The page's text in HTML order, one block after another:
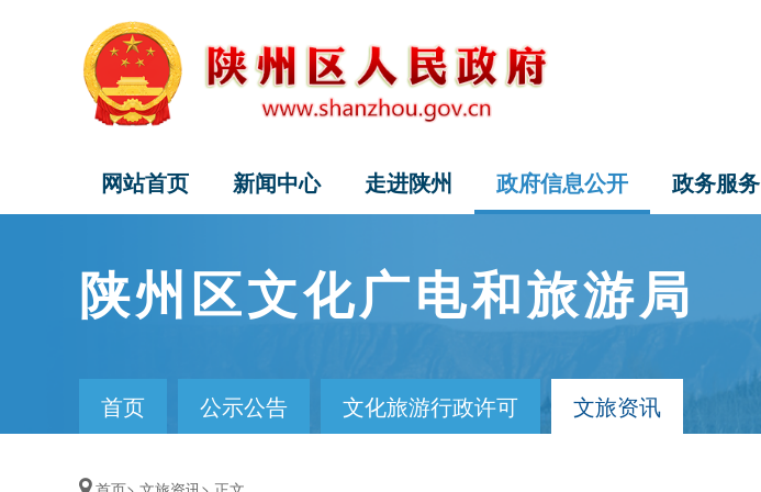
网站首页 新闻中心 走进陕州 政府信息公开 政务服务
陕州区文化广电和旅游局
首页 公示公告 文化旅游行政许可 文旅资讯